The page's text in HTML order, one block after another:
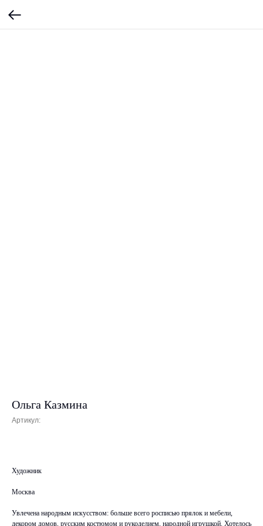
Ольга Казмина
Артикул:
Художник
Москва
Увлечена народным искусством: больше всего росписью прялок и мебели,
декором домов, русским костюмом и рукоделием, народной игрушкой. Хотелось